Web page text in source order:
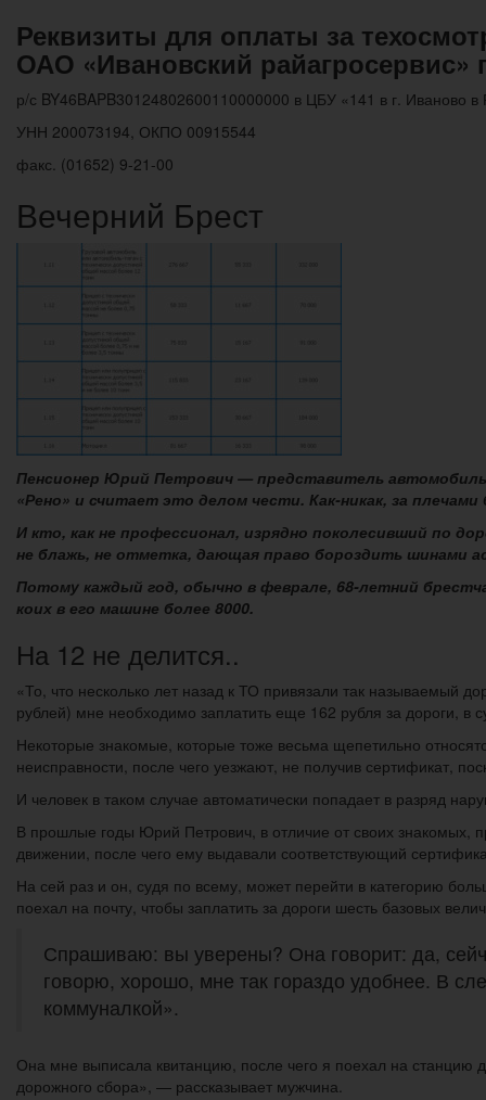
Реквизиты для оплаты за
ОАО «Ивановский райагросервис»
р/с BY46BAPB30124802600110000000 в ЦБУ «141 в г. Иваново
УНН 200073194, ОКПО 00915544
факс. (01652) 9-21-00
Вечерний Брест
Пенсионер Юрий Петрович — представитель
«Рено» и считает это делом чести. Как-никак, за
И кто, как не профессионал, изрядно поколесивший по
не блажь, не отметка, дающая право бороздить шинами
Потому каждый год, обычно в феврале, 68-летний
коих в его машине более 8000.
На 12 не делится..
«То, что несколько лет назад к ТО привязали так называемый
рублей) мне необходимо заплатить еще 162 рубля за дороги,
Некоторые знакомые, которые тоже весьма щепетильно
неисправности, после чего уезжают, не получив сертификат,
И человек в таком случае автоматически попадает в разряд
В прошлые годы Юрий Петрович, в отличие от своих знакомых,
движении, после чего ему выдавали соответствующий
На сей раз и он, судя по всему, может перейти в категорию
поехал на почту, чтобы заплатить за дороги шесть базовых
Спрашиваю: вы уверены? Она говорит: да,
говорю, хорошо, мне так гораздо удобнее. В
коммуналкой».
Она мне выписала квитанцию, после чего я поехал на станцию
дорожного сбора», — рассказывает мужчина.